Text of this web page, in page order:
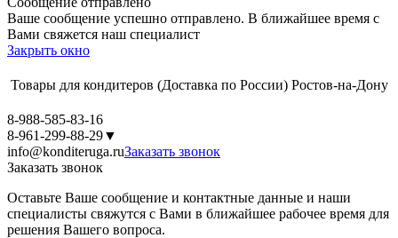
Ваше сообщение успешно отправлено. В ближайшее время с
Вами свяжется наш специалист
Закрыть окно
Товары для кондитеров (Доставка по России) Ростов-на-Дону
8-988-585-83-16
8-961-299-88-29▼
info@konditeruga.ruЗаказать звонок
Заказать звонок
Оставьте Ваше сообщение и контактные данные и наши
специалисты свяжутся с Вами в ближайшее рабочее время для
решения Вашего вопроса.